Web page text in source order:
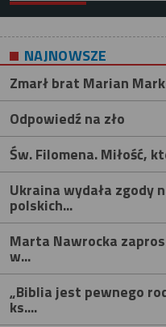
NAJNOWSZE
Zmarł brat Marian
Odpowiedź na zło
Św. Filomena. Miłość,
Ukraina wydała zgody
polskich...
Marta Nawrocka
w...
„Biblia jest pewnego
ks....